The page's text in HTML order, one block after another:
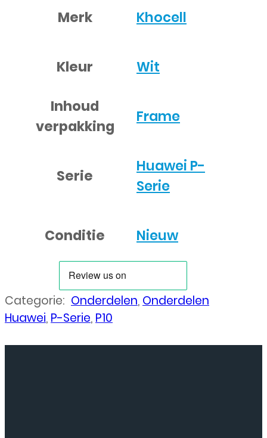
Merk Khocell
Kleur Wit
Inhoud
verpakking
Frame
Serie
Huawei P-
Serie
Conditie Nieuw
Categorie: Onderdelen, Onderdelen
Huawei, P-Serie, P10